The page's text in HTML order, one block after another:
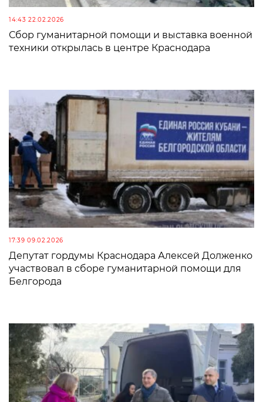
14:43 22.02.2026
Сбор гуманитарной помощи и выставка военной
техники открылась в центре Краснодара
17:39 09.02.2026
Депутат гордумы Краснодара Алексей Долженко
участвовал в сборе гуманитарной помощи для
Белгорода